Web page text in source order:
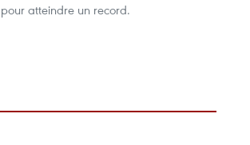
pour atteindre un record.